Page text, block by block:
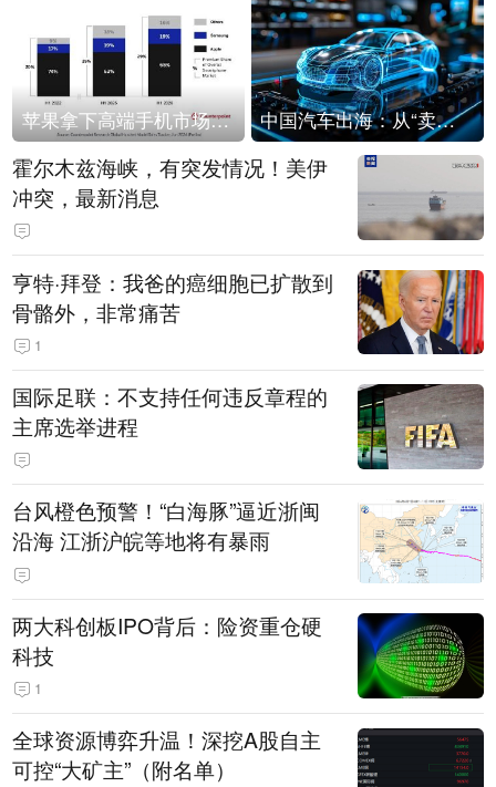
苹果拿下高端手机市场65%的份额：iPhone 17系列功不可没 中国汽车出海：从“卖出去”到“走进去”
霍尔木兹海峡，有突发情况！美伊
冲突，最新消息
亨特·拜登：我爸的癌细胞已扩散到
骨骼外，非常痛苦
1
国际足联：不支持任何违反章程的
主席选举进程
台风橙色预警！“白海豚”逼近浙闽
沿海 江浙沪皖等地将有暴雨
两大科创板IPO背后：险资重仓硬
科技
1
全球资源博弈升温！深挖A股自主
可控“大矿主”（附名单）